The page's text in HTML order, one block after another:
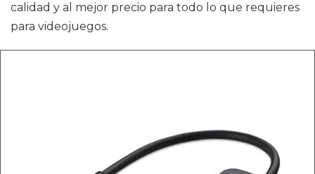
calidad y al mejor precio para todo lo que requieres
para videojuegos.